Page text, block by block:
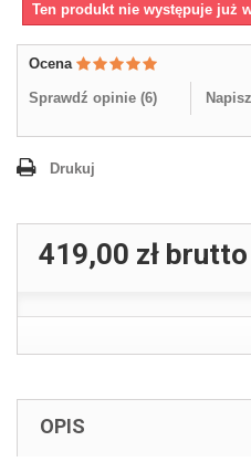
Ten produkt nie występuje już
Ocena
Sprawdź opinie (6)
Drukuj
419,00 zł brutto
OPIS